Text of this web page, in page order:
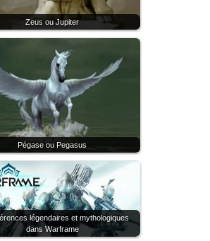
Zeus ou Jupiter
Pégase ou Pegasus
légendaires et mythologiques
dans Warframe